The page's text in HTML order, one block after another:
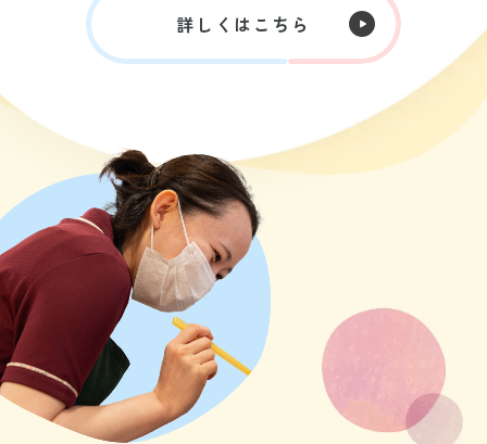
詳しくはこちら